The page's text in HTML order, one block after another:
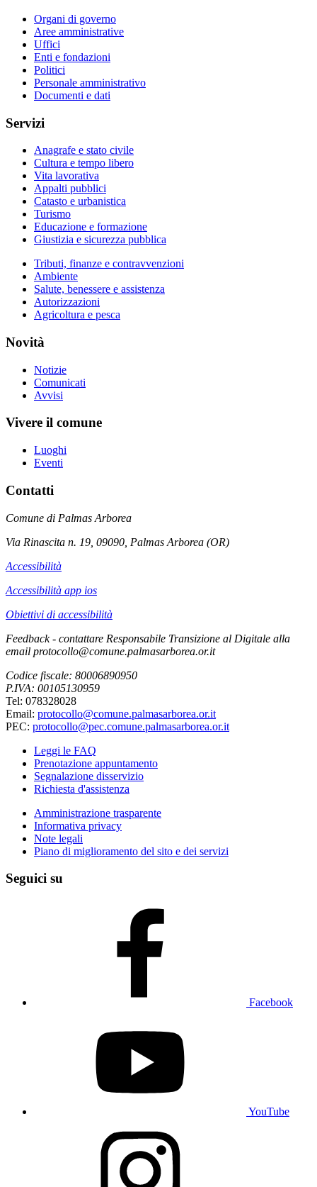
Organi di governo
Aree amministrative
Uffici
Enti e fondazioni
Politici
Personale amministrativo
Documenti e dati
Servizi
Anagrafe e stato civile
Cultura e tempo libero
Vita lavorativa
Appalti pubblici
Catasto e urbanistica
Turismo
Educazione e formazione
Giustizia e sicurezza pubblica
Tributi, finanze e contravvenzioni
Ambiente
Salute, benessere e assistenza
Autorizzazioni
Agricoltura e pesca
Novità
Notizie
Comunicati
Avvisi
Vivere il comune
Luoghi
Eventi
Contatti
Comune di Palmas Arborea
Via Rinascita n. 19, 09090, Palmas Arborea (OR)
Accessibilità
Accessibilità app ios
Obiettivi di accessibilità
Feedback - contattare Responsabile Transizione al Digitale alla
email protocollo@comune.palmasarborea.or.it
Codice fiscale: 80006890950
P.IVA: 00105130959
Tel: 078328028
Email: protocollo@comune.palmasarborea.or.it
PEC: protocollo@pec.comune.palmasarborea.or.it
Leggi le FAQ
Prenotazione appuntamento
Segnalazione disservizio
Richiesta d'assistenza
Amministrazione trasparente
Informativa privacy
Note legali
Piano di miglioramento del sito e dei servizi
Seguici su
Facebook
YouTube